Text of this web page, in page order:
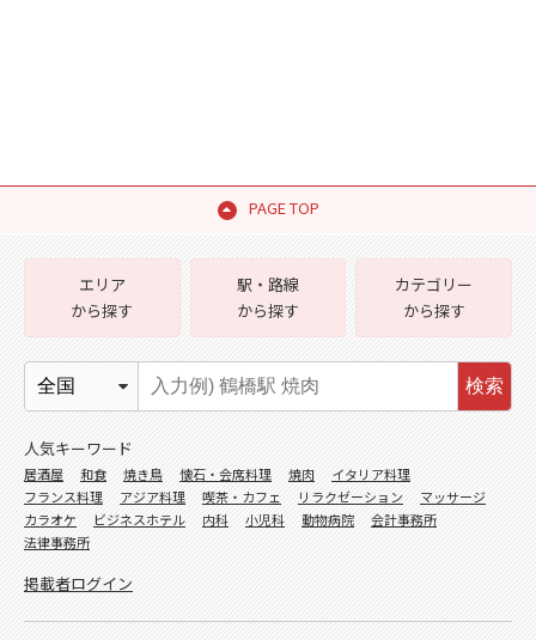
PAGE TOP
エリア
から探す
駅・路線
から探す
カテゴリー
から探す
検索
人気キーワード
居酒屋 和食 焼き鳥 懐石・会席料理 焼肉
イタリア料理
フランス料理
アジア料理 喫茶・カフェ リラクゼーション
マッサージ
カラオケ
ビジネスホテル 内科 小児科 動物病院
会計事務所
法律事務所
掲載者ログイン